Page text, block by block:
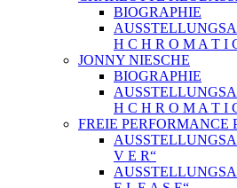
BIOGRAPHIE
H C H R O M A T I
JONNY NIESCHE
BIOGRAPHIE
H C H R O M A T I
FREIE PERFORMANCE
V E R“